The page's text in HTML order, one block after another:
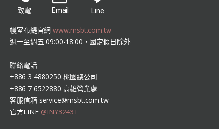
致電 Email Line
幔室布緹官網 www.msbt.com.tw
週一至週五 09:00-18:00，國定假日除外
聯絡電話
+886 3 4880250 桃園總公司
+886 7 6522880 高雄營業處
客服信箱 service@msbt.com.tw
官方LINE @INY3243T